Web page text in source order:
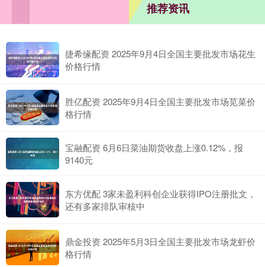
推荐资讯
捷希缘配资 2025年9月4日全国主要批发市场花生
价格行情
胜亿配资 2025年9月4日全国主要批发市场苋菜价
格行情
宝融配资 6月6日菜油期货收盘上涨0.12%，报
9140元
东方优配 3家未盈利科创企业获得IPO注册批文，
还有多家排队审核中
鼎金投资 2025年5月3日全国主要批发市场龙虾价
格行情